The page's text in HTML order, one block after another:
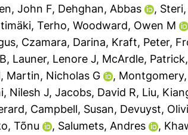
John F, Dehghan, Abbas ,
Terho,Woodward, Owen M
, Czamara, Darina, Kraft, Peter,
, Launer, Lenore J, McArdle, Patrick,
, Martin, Nicholas G ,
Nilesh J,Jacobs, David R, Liu,
, Campbell, Susan, Devuyst,
Tõnu , Salumets, Andres ,